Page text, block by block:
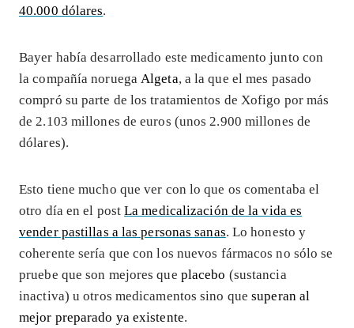
40.000 dólares.
Bayer había desarrollado este medicamento junto con
la compañía noruega Algeta, a la que el mes pasado
compró su parte de los tratamientos de Xofigo por más
de 2.103 millones de euros (unos 2.900 millones de
dólares).
Esto tiene mucho que ver con lo que os comentaba el
otro día en el postLa medicalización de la vida es
vender pastillas a las personas sanas. Lo honesto y
coherente sería que con los nuevos fármacos no sólo se
pruebe que son mejores que placebo (sustancia
inactiva) u otros medicamentos sino quesuperan al
mejor preparado ya existente.